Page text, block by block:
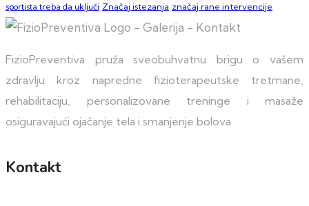
sportista treba da uključi Značaj istezanja značaj rane intervencije
FizioPreventiva pruža sveobuhvatnu brigu o vašem
zdravlju kroz napredne fizioterapeutske tretmane,
rehabilitaciju, personalizovane treninge i masaže
osiguravajući ojačanje tela i smanjenje bolova.
Kontakt